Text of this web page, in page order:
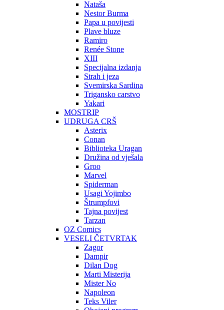
Nataša
Nestor Burma
Papa u povijesti
Plave bluze
Ramiro
Renée Stone
XIII
Specijalna izdanja
Strah i jeza
Svemirska Sardina
Trigansko carstvo
Yakari
MOSTRIP
UDRUGA CRŠ
Asterix
Conan
Biblioteka Uragan
Družina od vješala
Groo
Marvel
Spiderman
Usagi Yojimbo
Štrumpfovi
Tajna povijest
Tarzan
OZ Comics
VESELI ČETVRTAK
Zagor
Dampir
Dilan Dog
Marti Misterija
Mister No
Napoleon
Teks Viler